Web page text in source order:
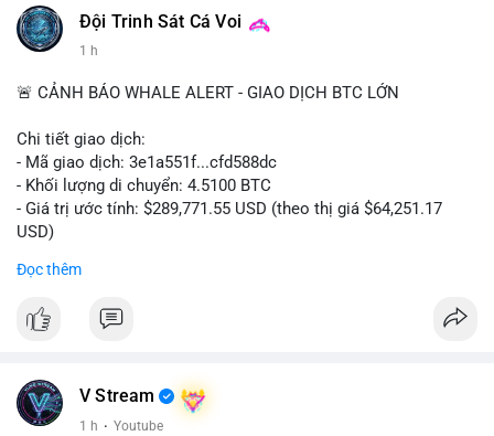
$btc $eth
#vlikevn #titanbot
📰 Nguồn: Cointelegraph
Đội Trinh Sát Cá Voi
1 h
🚨 CẢNH BÁO WHALE ALERT - GIAO DỊCH BTC LỚN
Chi tiết giao dịch:
- Mã giao dịch: 3e1a551f...cfd588dc
- Khối lượng di chuyển: 4.5100 BTC
- Giá trị ước tính: $289,771.55 USD (theo thị giá $64,251.17
USD)
Giao dịch 4.51 BTC trị giá gần 290 nghìn USD được phát hiện
đang tái cơ cấu danh mục, không phải áp lực bán khẩn cấp.
Nếu dòng tiền hướng về ví lạnh hoặc ví tích lũy, khả năng cao
Đọc thêm
V Stream
1 h · Youtube